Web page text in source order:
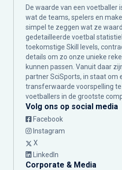
De waarde van een voetballer
wat de teams, spelers en
simpel te zeggen wat ze
gedetailleerde voetbal
toekomstige Skill levels,
details om zo onze unieke
kunnen passen. Vanuit daar
partner SciSports, in staat om
transferwaarde voorspelling
voetballers in de grootste
Volg ons op social media
Facebook
Instagram
X
LinkedIn
Corporate & Media